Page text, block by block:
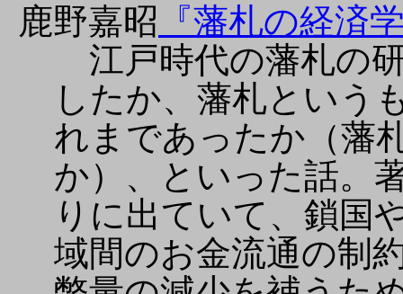
鹿野嘉昭 『藩札の経済
江戸時代の藩札の
したか、藩札という
れまであったか（藩
か）、といった話。
りに出ていて、鎖国
域間のお金流通の制